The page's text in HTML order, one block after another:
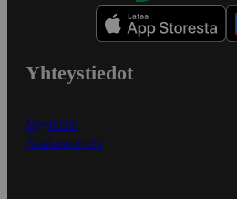
Yhteystiedot
Myymälät
Asiakaspalvelu